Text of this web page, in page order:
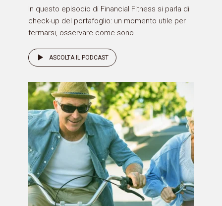
In questo episodio di Financial Fitness si parla di
check-up del portafoglio: un momento utile per
fermarsi, osservare come sono...
ASCOLTA IL PODCAST